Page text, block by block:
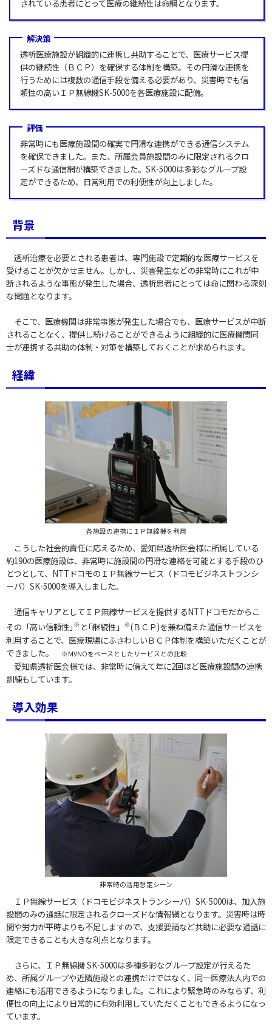
されている患者にとって医療の継続性は命綱となります。
解決策
透析医療施設が組織的に連携し共助することで、医療サービス提
供の継続性（ＢＣＰ）を確保する体制を構築。その円滑な連携を
行うためには複数の通信手段を備える必要があり、災害時でも信
頼性の高いＩＰ無線機SK-5000を各医療施設に配備。
評価
非常時にも医療施設間の確実で円滑な連携ができる通信システム
を確保できました。また、所属会員施設間のみに限定されるクロ
ーズドな通信網が構築できました。SK-5000は多彩なグループ設
定ができるため、日常利用での利便性が向上しました。
背景
透析治療を必要とされる患者は、専門施設で定期的な医療サービスを
受けることが欠かせません。しかし、災害発生などの非常時にこれが中
断されるような事態が発生した場合、透析患者にとっては命に関わる深刻
な問題となります。
そこで、医療機関は非常事態が発生した場合でも、医療サービスが中断
されることなく、提供し続けることができるように組織的に医療機関同
士が連携する共助の体制・対策を構築しておくことが求められます。
経緯
各施設の連携にＩＰ無線機を利用
こうした社会的責任に応えるため、愛知県透析医会様に所属している
約190の医療施設は、非常時に施設間の円滑な連絡を可能とする手段のひ
とつとして、NTTドコモのＩＰ無線サービス（ドコモビジネストランシ
ーバ）SK-5000を導入しました。
通信キャリアとしてＩＰ無線サービスを提供するNTTドコモだからこ
その「高い信頼性｣ ※ と｢継続性」 ※(ＢＣＰ)を兼ね備えた通信サービスを
利用することで、医療現場にふさわしいＢＣＰ体制を構築いただくことが
できました。
※MVNOをベースとしたサービスとの比較
愛知県透析医会様では、非常時に備えて年に2回ほど医療施設間の連携
訓練もしています。
導入効果
非常時の活用想定シーン
ＩＰ無線サービス（ドコモビジネストランシーバ）SK-5000は、加入施
設間のみの通話に限定されるクローズドな情報網となります。災害時は時
間や労力が平時よりも不足しますので、支援要請など共助に必要な通話に
限定できることも大きな利点となります。
さらに、ＩＰ無線機 SK-5000は多種多彩なグループ設定が行えるた
め、所属グループや近隣施設との連携だけではなく、同一医療法人内での
連絡にも活用できるようになりました。これにより緊急時のみならず、利
便性の向上により日常的に有効利用していただくこともできるようになっ
ています。